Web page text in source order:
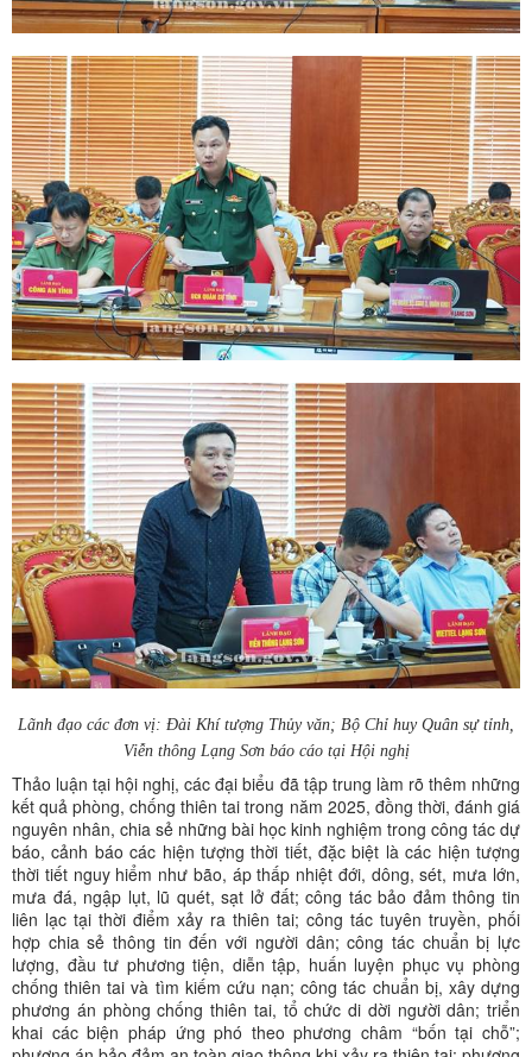
Lãnh đạo các đơn vị: Đài Khí tượng Thủy văn; Bộ Chỉ huy Quân sự tỉnh,
Viễn thông Lạng Sơn báo cáo tại Hội nghị
Thảo luận tại hội nghị, các đại biểu đã tập trung làm rõ thêm những
kết quả phòng, chống thiên tai trong năm 2025, đồng thời, đánh giá
nguyên nhân, chia sẻ những bài học kinh nghiệm trong công tác dự
báo, cảnh báo các hiện tượng thời tiết, đặc biệt là các hiện tượng
thời tiết nguy hiểm như bão, áp thấp nhiệt đới, dông, sét, mưa lớn,
mưa đá, ngập lụt, lũ quét, sạt lở đất; công tác bảo đảm thông tin
liên lạc tại thời điểm xảy ra thiên tai; công tác tuyên truyền, phối
hợp chia sẻ thông tin đến với người dân; công tác chuẩn bị lực
lượng, đầu tư phương tiện, diễn tập, huấn luyện phục vụ phòng
chống thiên tai và tìm kiếm cứu nạn; công tác chuẩn bị, xây dựng
phương án phòng chống thiên tai, tổ chức di dời người dân; triển
khai các biện pháp ứng phó theo phương châm “bốn tại chỗ”;